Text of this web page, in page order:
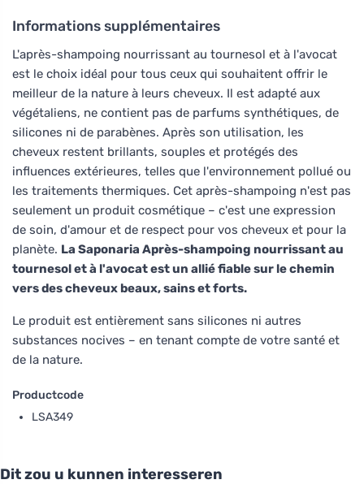
Informations supplémentaires
L'après-shampoing nourrissant au tournesol et à l'avocat
est le choix idéal pour tous ceux qui souhaitent offrir le
meilleur de la nature à leurs cheveux. Il est adapté aux
végétaliens, ne contient pas de parfums synthétiques, de
silicones ni de parabènes. Après son utilisation, les
cheveux restent brillants, souples et protégés des
influences extérieures, telles que l'environnement pollué ou
les traitements thermiques. Cet après-shampoing n'est pas
seulement un produit cosmétique – c'est une expression
de soin, d'amour et de respect pour vos cheveux et pour la
planète. La Saponaria Après-shampoing nourrissant au
tournesol et à l'avocat est un allié fiable sur le chemin
vers des cheveux beaux, sains et forts.
Le produit est entièrement sans silicones ni autres
substances nocives – en tenant compte de votre santé et
de la nature.
Productcode
LSA349
Dit zou u kunnen interesseren